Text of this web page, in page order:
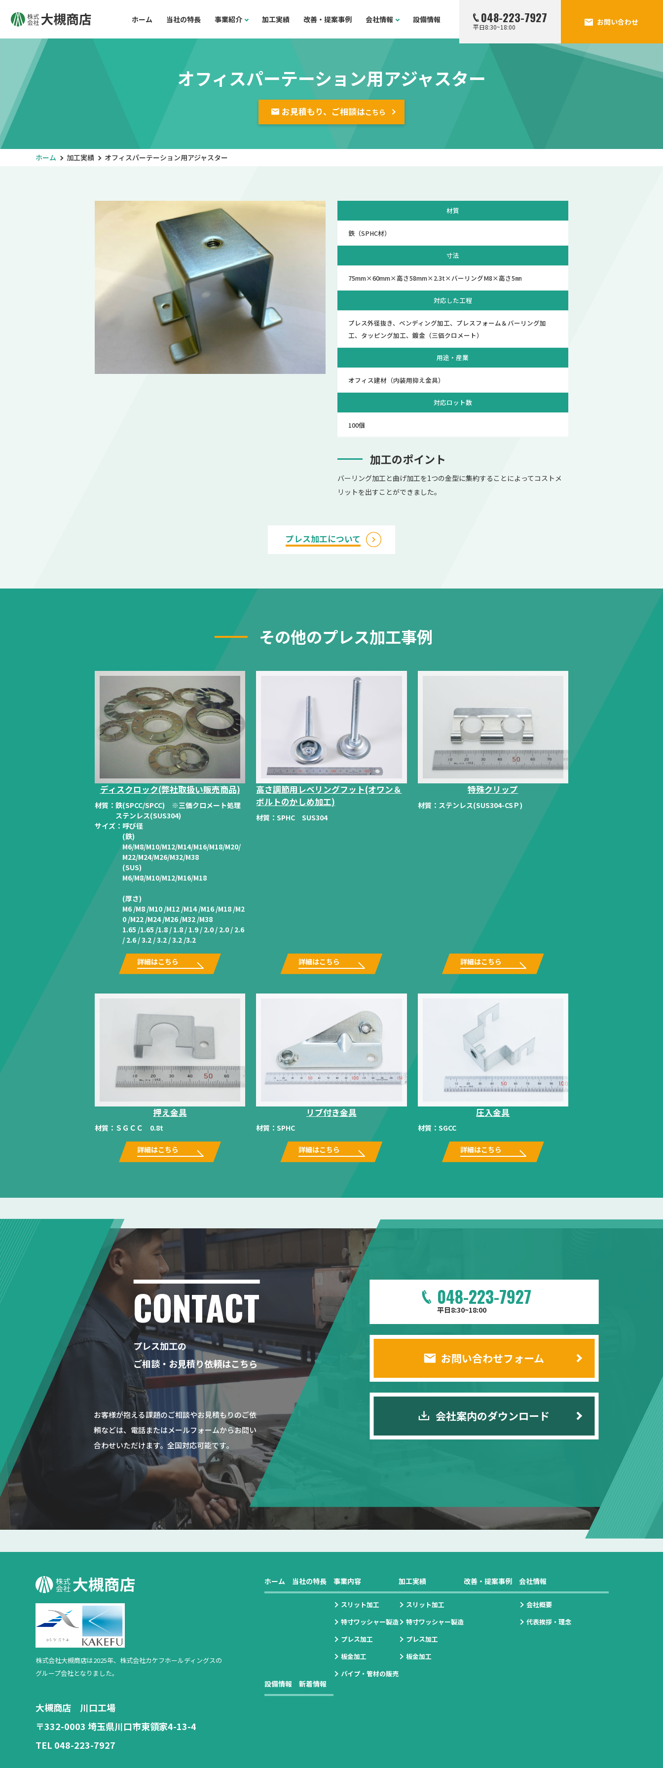
ホーム 当社の特長 事業紹介 加工実績 改善・提案事例 会社情報 設備情報 048-223-7927
平日8:30~18:00
お問い合わせ
オフィスパーテーション用アジャスター
お見積もり、ご相談はこちら
ホーム 加工実績 オフィスパーテーション用アジャスター
材質
鉄（SPHC材）
寸法
75mm×60mm×高さ58mm×2.3t×バーリングM8×高さ5㎜
対応した工程
プレス外径抜き、ベンディング加工、プレスフォーム＆バーリング加
工、タッピング加工、鍍金（三価クロメート）
用途・産業
オフィス建材（内装用抑え金具）
対応ロット数
100個
加工のポイント
バーリング加工と曲げ加工を1つの金型に集約することによってコストメ
リットを出すことができました。
プレス加工について
その他のプレス加工事例
ディスクロック(弊社取扱い販売商品)
材質： 鉄(SPCC/SPCC) ※三価クロメート処理
ステンレス(SUS304)
サイズ： 呼び径
(鉄)
M6/M8/M10/M12/M14/M16/M18/M20/
M22/M24/M26/M32/M38
(SUS)
M6/M8/M10/M12/M16/M18
(厚さ)
M6 /M8 /M10 /M12 /M14 /M16 /M18 /M2
0 /M22 /M24 /M26 /M32 /M38
1.65 /1.65 /1.8 / 1.8 / 1.9 / 2.0 / 2.0 / 2.6
/ 2.6 / 3.2 / 3.2 / 3.2 /3.2
詳細はこちら
高さ調節用レベリングフット(オワン＆
ボルトのかしめ加工)
材質：SPHC SUS304
詳細はこちら
特殊クリップ
材質： ステンレス(SUS304-CSＰ)
詳細はこちら
押え金具
材質： ＳＧＣＣ 0.8t
詳細はこちら
リブ付き金具
材質：SPHC
詳細はこちら
圧入金具
材質： SGCC
詳細はこちら
CONTACT
プレス加工の
ご相談・お見積り依頼はこちら
お客様が抱える課題のご相談やお見積もりのご依
頼などは、電話またはメールフォームからお問い
合わせいただけます。全国対応可能です。
048-223-7927
平日8:30~18:00
お問い合わせフォーム
会社案内のダウンロード
株式会社大槻商店は2025年、 株式会社カケフホールディングスの
グループ会社となりました。
大槻商店 川口工場
〒332-0003 埼玉県川口市東領家4-13-4
TEL 048-223-7927
ホーム 当社の特長 事業内容
スリット加工
特寸ワッシャー製造
プレス加工
板金加工
パイプ・管材の販売
加工実績
スリット加工
特寸ワッシャー製造
プレス加工
板金加工
改善・提案事例 会社情報
会社概要
代表挨拶・理念
設備情報 新着情報